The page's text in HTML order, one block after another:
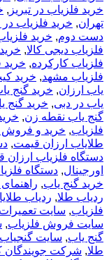
خرید فلزیاب در تبریز ,
تهران, خرید فلزیاب
دست دوم, خرید
فلزیاب دیجی کالا,
فلزیاب کارکرده, خرید
فلزیاب مشهد, خرید
یاب ارزان, خرید گنج
یاب در دبی, خرید گنج
گنج یاب نقطه زن,
فلزیاب, خرید و فروش
طلایاب ارزان قیمت,
دستگاه فلزیاب ارزان
اورجینال, دستگاه
خرید گنج یاب,
ردیاب طلا, ردیاب
فلزیاب, سایت
سایت فروش فلزیاب,
گنج یاب, سایت گنجیاب
طلا, شرکت جویندگان